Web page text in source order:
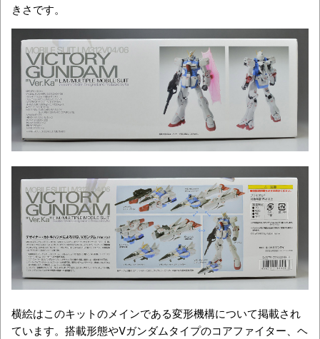
きさです。
横絵はこのキットのメインである変形機構について掲載され
ています。搭載形態やVガンダムタイプのコアファイター、ヘ